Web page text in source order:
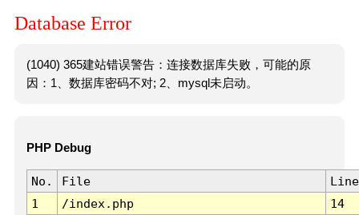
Database Error
(1040) 365建站错误警告：连接数据库失败，可能的原
因：1、数据库密码不对; 2、mysql未启动。
PHP Debug
No. File
Line
1
/index.php 14